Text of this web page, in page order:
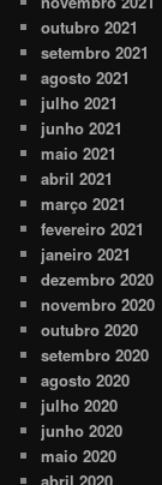
outubro 2021
setembro 2021
agosto 2021
julho 2021
junho 2021
maio 2021
abril 2021
março 2021
fevereiro 2021
janeiro 2021
dezembro 2020
novembro 2020
outubro 2020
setembro 2020
agosto 2020
julho 2020
junho 2020
maio 2020